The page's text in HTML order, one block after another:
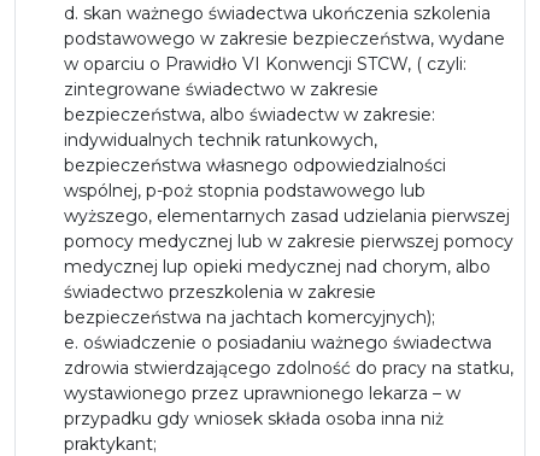
d. skan ważnego świadectwa ukończenia szkolenia
podstawowego w zakresie bezpieczeństwa, wydane
w oparciu o Prawidło VI Konwencji STCW, ( czyli:
zintegrowane świadectwo w zakresie
bezpieczeństwa, albo świadectw w zakresie:
indywidualnych technik ratunkowych,
bezpieczeństwa własnego odpowiedzialności
wspólnej, p-poż stopnia podstawowego lub
wyższego, elementarnych zasad udzielania pierwszej
pomocy medycznej lub w zakresie pierwszej pomocy
medycznej lup opieki medycznej nad chorym, albo
świadectwo przeszkolenia w zakresie
bezpieczeństwa na jachtach komercyjnych);
e. oświadczenie o posiadaniu ważnego świadectwa
zdrowia stwierdzającego zdolność do pracy na statku,
wystawionego przez uprawnionego lekarza – w
przypadku gdy wniosek składa osoba inna niż
praktykant;